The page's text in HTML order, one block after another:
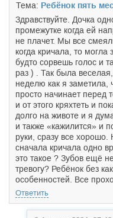
Тема: Ребёнок пять
Здравствуйте. Дочка
промежутке когда ей
не плачет. Мы все
когда кричала, то
будто сорвешь голос и
раз ) . Так была
неделю как я заметила,
просто начинает перед
и от этого кряхтеть и
долго на животе и я
и также «кажилится» и
руки, сразу все
сначала кричала одно
это такое ? Зубов ещё
тревогу? Ребёнок без
особенностей. Все
Ответить